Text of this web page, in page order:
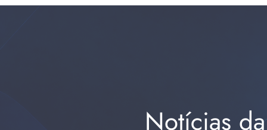
Notícias